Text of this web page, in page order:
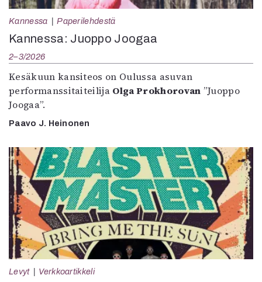
Kannessa Paperilehdestä
Kannessa: Juoppo Joogaa
2–3/2026
Kesäkuun kansiteos on Oulussa asuvan
performanssitaiteilija Olga Prokhorovan ”Juoppo
Joogaa”.
Paavo J. Heinonen
Levyt Verkkoartikkeli